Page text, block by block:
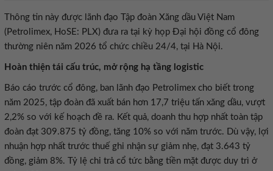
Thông tin này được lãnh đạo Tập đoàn Xăng dầu Việt Nam
(Petrolimex, HoSE: PLX) đưa ra tại kỳ họp Đại hội đồng cổ đông
thường niên năm 2026 tổ chức chiều 24/4, tại Hà Nội.
Hoàn thiện tái cấu trúc, mở rộng hạ tầng logistic
Báo cáo trước cổ đông, ban lãnh đạo Petrolimex cho biết trong
năm 2025, tập đoàn đã xuất bán hơn 17,7 triệu tấn xăng dầu, vượt
2,2% so với kế hoạch đề ra. Kết quả, doanh thu hợp nhất toàn tập
đoàn đạt 309.875 tỷ đồng, tăng 10% so với năm trước. Dù vậy, lợi
nhuận hợp nhất trước thuế ghi nhận sự giảm nhẹ, đạt 3.643 tỷ
đồng, giảm 8%. Tỷ lệ chi trả cổ tức bằng tiền mặt được duy trì ở